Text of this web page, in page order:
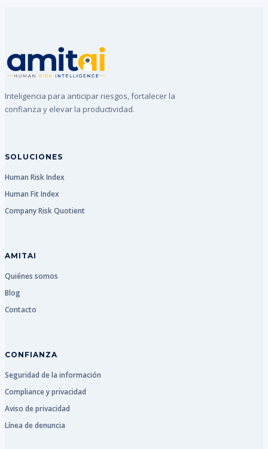
Inteligencia para anticipar riesgos, fortalecer la
confianza y elevar la productividad.
SOLUCIONES
Human Risk Index
Human Fit Index
Company Risk Quotient
AMITAI
Quiénes somos
Blog
Contacto
CONFIANZA
Seguridad de la información
Compliance y privacidad
Aviso de privacidad
Línea de denuncia